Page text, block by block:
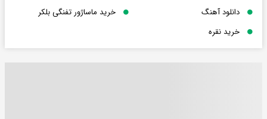
دانلود آهنگ
خرید ماساژور تفنگی بلکر
خرید نقره